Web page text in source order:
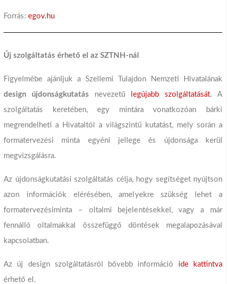
Forrás: egov.hu
Új szolgáltatás érhető el az SZTNH-nál
Figyelmébe ajánljuk a Szellemi Tulajdon Nemzeti Hivatalának
design újdonságkutatás nevezetű legújabb szolgáltatását. A
szolgáltatás keretében, egy mintára vonatkozóan bárki
megrendelheti a Hivataltól a világszintű kutatást, mely során a
formatervezési minta egyéni jellege és újdonsága kerül
megvizsgálásra.
Az újdonságkutatási szolgáltatás célja, hogy segítséget nyújtson
azon információk elérésében, amelyekre szükség lehet a
formatervezésiminta – oltalmi bejelentésekkel, vagy a már
fennálló oltalmakkal összefüggő döntések megalapozásával
kapcsolatban.
Az új design szolgáltatásról bővebb információ ide kattintva
érhető el.